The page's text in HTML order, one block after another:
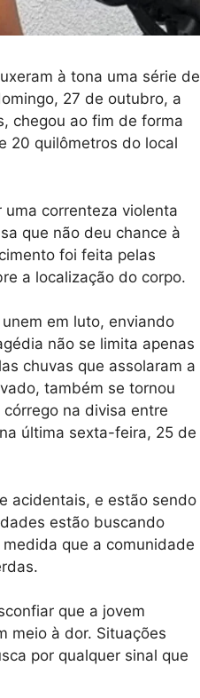
à tona uma série de
27 de outubro, a
chegou ao fim de forma
20 quilômetros do local
correnteza violenta
que não deu chance à
foi feita pelas
a localização do corpo.
em luto, enviando
não se limita apenas
chuvas que assolaram a
também se tornou
na divisa entre
última sexta-feira, 25 de
acidentais, e estão sendo
estão buscando
que a comunidade
que a jovem
meio à dor. Situações
por qualquer sinal que